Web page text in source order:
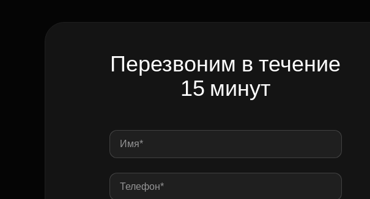
Перезвоним в течение
15 минут